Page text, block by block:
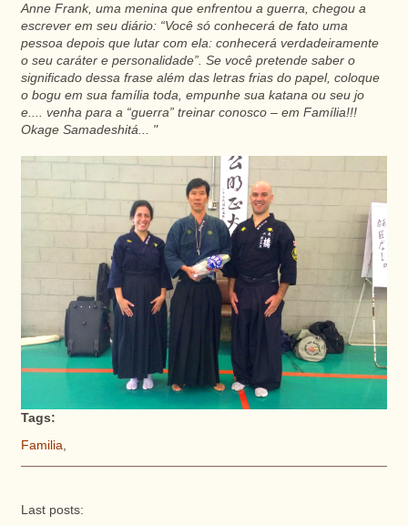
Anne Frank, uma menina que enfrentou a guerra, chegou a
escrever em seu diário: “Você só conhecerá de fato uma
pessoa depois que lutar com ela: conhecerá verdadeiramente
o seu caráter e personalidade”. Se você pretende saber o
significado dessa frase além das letras frias do papel, coloque
o bogu em sua família toda, empunhe sua katana ou seu jo
e.... venha para a “guerra” treinar conosco – em Família!!!
Okage Samadeshitá... "
Tags:
Familia,
Last posts: